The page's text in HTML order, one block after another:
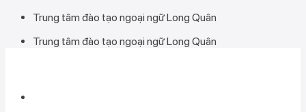
Trung tâm đào tạo ngoại ngữ Long Quân
Trung tâm đào tạo ngoại ngữ Long Quân